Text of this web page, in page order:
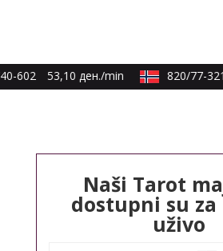
602 53,10 ден./min 820/77-321
Naši Tarot
dostupni su za
uživo